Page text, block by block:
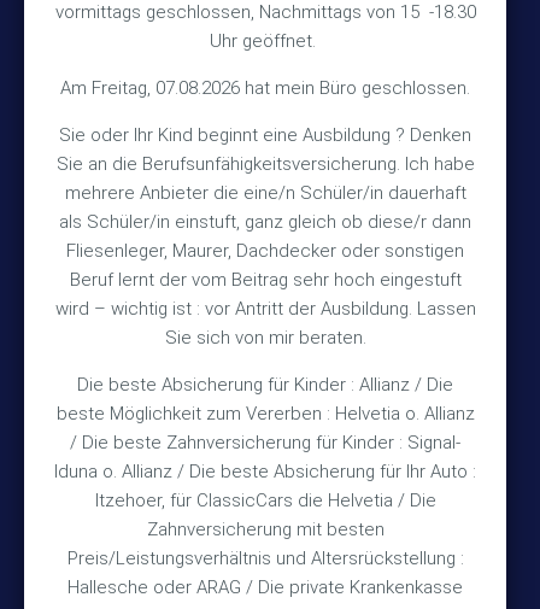
vormittags geschlossen, Nachmittags von 15 -18.30
Uhr geöffnet.
Am Freitag, 07.08.2026 hat mein Büro geschlossen.
Sie oder Ihr Kind beginnt eine Ausbildung ? Denken
Sie an die Berufsunfähigkeitsversicherung. Ich habe
mehrere Anbieter die eine/n Schüler/in dauerhaft
als Schüler/in einstuft, ganz gleich ob diese/r dann
Fliesenleger, Maurer, Dachdecker oder sonstigen
Beruf lernt der vom Beitrag sehr hoch eingestuft
wird – wichtig ist : vor Antritt der Ausbildung. Lassen
Sie sich von mir beraten.
Die beste Absicherung für Kinder : Allianz / Die
beste Möglichkeit zum Vererben : Helvetia o. Allianz
/ Die beste Zahnversicherung für Kinder : Signal-
Iduna o. Allianz / Die beste Absicherung für Ihr Auto :
Itzehoer, für ClassicCars die Helvetia / Die
Zahnversicherung mit besten
Preis/Leistungsverhältnis und Altersrückstellung :
Hallesche oder ARAG / Die private Krankenkasse
30890 Barsinghausen
Kontakt
TEL +49 (5105) 1811
FAX +49 (5105) 2720
MAIL vmh1a@web.de
Bürozeiten
Mo – Fr 10:15 – 12:00 Uhr
und nach Vereinbarung
Rechtliches